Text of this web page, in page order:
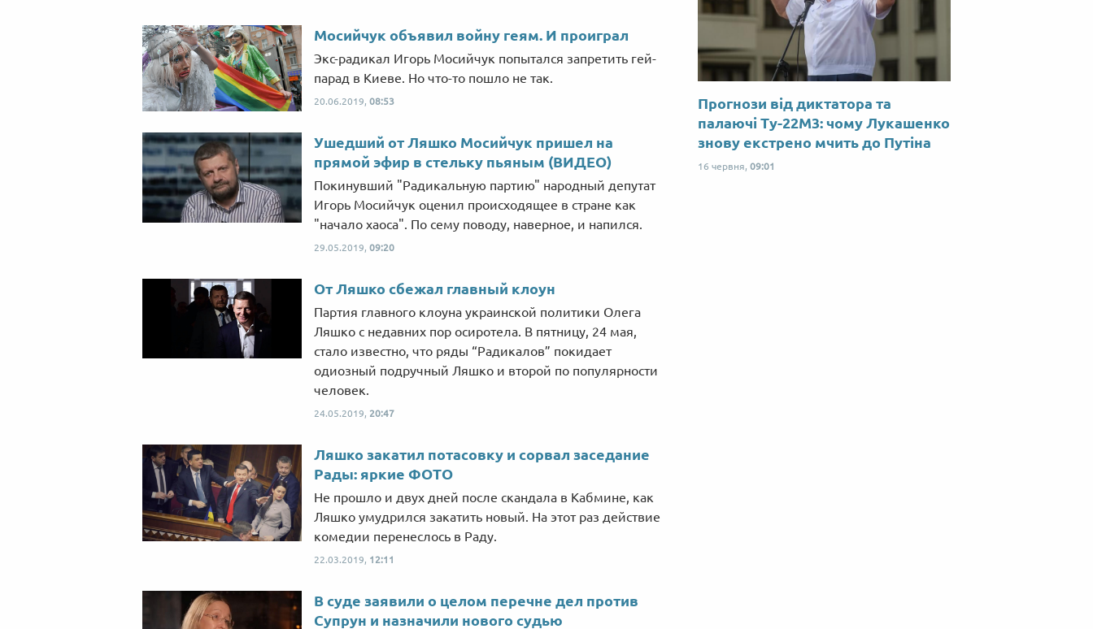
Мосийчук объявил войну геям. И проиграл
Экс-радикал Игорь Мосийчук попытался запретить гей-
парад в Киеве. Но что-то пошло не так.
20.06.2019, 08:53
Ушедший от Ляшко Мосийчук пришел на
прямой эфир в стельку пьяным (ВИДЕО)
Покинувший "Радикальную партию" народный депутат
Игорь Мосийчук оценил происходящее в стране как
"начало хаоса". По сему поводу, наверное, и напился.
29.05.2019, 09:20
От Ляшко сбежал главный клоун
Партия главного клоуна украинской политики Олега
Ляшко с недавних пор осиротела. В пятницу, 24 мая,
стало известно, что ряды “Радикалов” покидает
одиозный подручный Ляшко и второй по популярности
человек.
24.05.2019, 20:47
Ляшко закатил потасовку и сорвал заседание
Рады: яркие ФОТО
Не прошло и двух дней после скандала в Кабмине, как
Ляшко умудрился закатить новый. На этот раз действие
комедии перенеслось в Раду.
22.03.2019, 12:11
В суде заявили о целом перечне дел против
Супрун и назначили нового судью
Прогнози від диктатора та
палаючі Ту-22М3: чому Лукашенко
знову екстрено мчить до Путіна
16 червня, 09:01